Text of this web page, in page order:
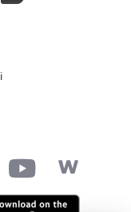
Çalışması
Yenileniyor